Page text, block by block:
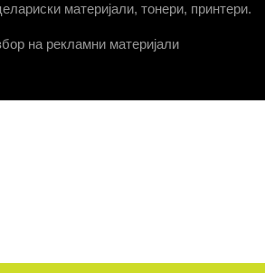
материјали, тонери, принтери.
на рекламни материјали